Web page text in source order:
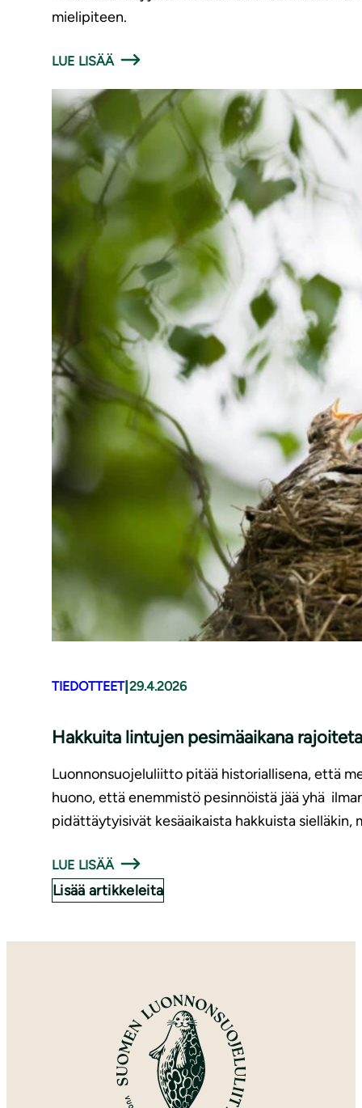
mielipiteen.
LUE LISÄÄ
TIEDOTTEET|29.4.2026
Hakkuita lintujen pesimäaikana
Luonnonsuojeluliitto pitää historiallisena, että
huono, että enemmistö pesinnöistä jää yhä
pidättäytyisivät kesäaikaista hakkuista sielläkin,
LUE LISÄÄ
Lisää artikkeleita